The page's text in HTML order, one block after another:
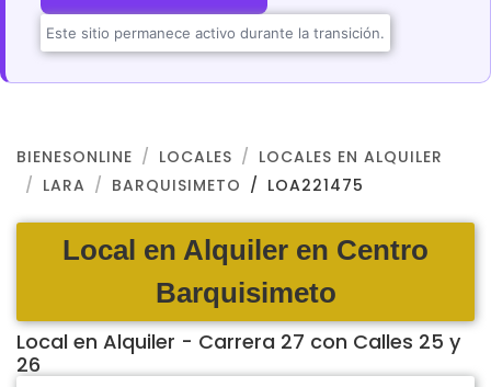
Este sitio permanece activo durante la transición.
BIENESONLINE LOCALES
LOCALES EN ALQUILER
LARA
BARQUISIMETO LOA221475
Local en Alquiler en Centro
Barquisimeto
Local en Alquiler - Carrera 27 con Calles 25 y
26